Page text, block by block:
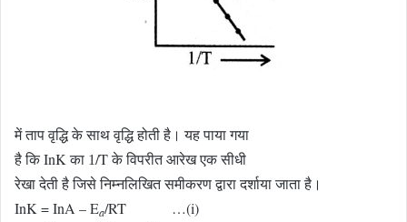
में ताप वृद्धि के साथ वृद्धि होती है। यह पाया गया
है कि InK का 1/T के विपरीत आरेख एक सीधी
रेखा देती है जिसे निम्नलिखित समीकरण द्वारा दर्शाया जाता है।
InK = InA – Ea/RT …(i)